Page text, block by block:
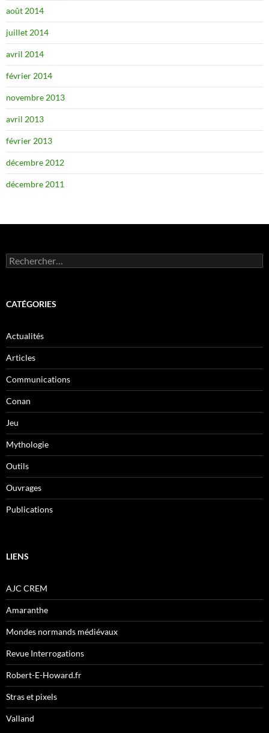
août 2014
juillet 2014
avril 2014
février 2014
novembre 2013
avril 2013
février 2013
décembre 2012
décembre 2011
Rechercher :
CATÉGORIES
Actualités
Articles
Communications
Conan
Jeu
Mythologie
Outils
Ouvrages
Publications
LIENS
AJC CREM
Amaranthe
Mondes normands médiévaux
Revue Interrogations
Robert-E-Howard.fr
Stras et pixels
Valland